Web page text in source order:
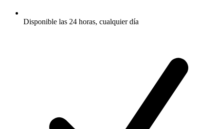
Disponible las 24 horas, cualquier día